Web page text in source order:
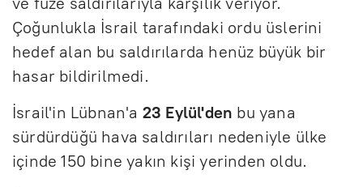
Çoğunlukla İsrail tarafındaki ordu üslerini
hedef alan bu saldırılarda henüz büyük bir
hasar bildirilmedi.
İsrail'in Lübnan'a 23 Eylül'den bu yana
sürdürdüğü hava saldırıları nedeniyle ülke
içinde 150 bine yakın kişi yerinden oldu.